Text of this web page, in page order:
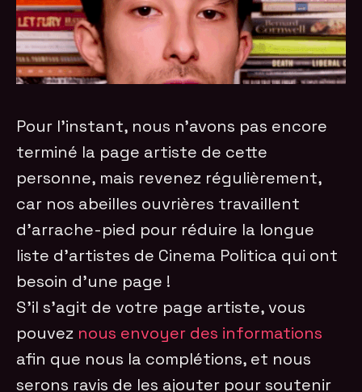
Pour l’instant, nous n’avons pas encore
terminé la page artiste de cette
personne, mais revenez régulièrement,
car nos abeilles ouvrières travaillent
d’arrache-pied pour réduire la longue
liste d’artistes de Cinema Politica qui ont
besoin d’une page !
S’il s’agit de votre page artiste, vous
pouvez nous envoyer des informations
afin que nous la complétions, et nous
serons ravis de les ajouter pour soutenir